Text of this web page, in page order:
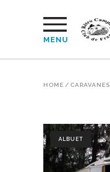
MENU
HOME / CARAVANES
ALBUET